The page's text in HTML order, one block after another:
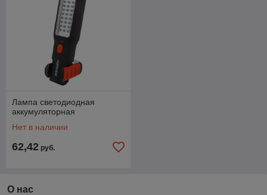
Лампа светодиодная
аккумуляторная
Нет в наличии
62,42 руб.
О нас